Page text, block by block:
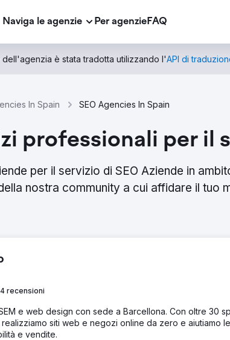
Naviga le agenzie Per agenzieFAQ
è stata tradotta utilizzando l'API di
In Spain SEO Agencies In Spain
professionali per il
per il servizio di SEO Aziende in
nostra community a cui affidare il tuo
recensioni
e web design con sede a Barcellona. Con oltre 30
siti web e negozi online da zero e aiutiamo
e vendite.